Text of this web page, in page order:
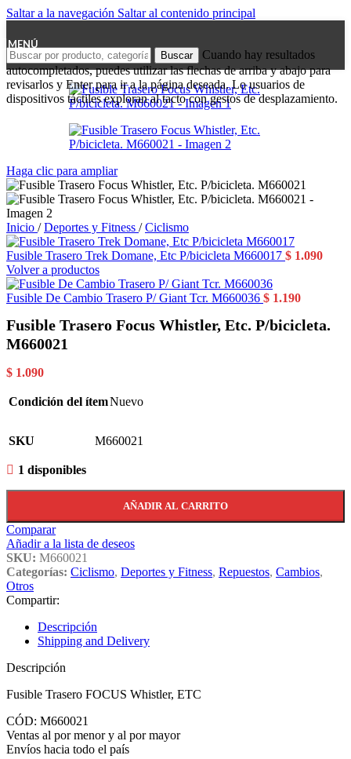
Saltar a la navegación Saltar al contenido principal
MENÚ
Buscar
Cuando hay resultados
autocompletados, puedes utilizar las flechas de arriba y abajo para
revisarlos y Enter para ir a la página deseada. Lo usuarios de
dispositivos táctiles exploran al tacto con gestos de desplazamiento.
Haga clic para ampliar
Inicio / Deportes y Fitness / Ciclismo
Fusible Trasero Trek Domane, Etc P/bicicleta M660017 $ 1.090
Volver a productos
Fusible De Cambio Trasero P/ Giant Tcr. M660036 $ 1.190
Fusible Trasero Focus Whistler, Etc. P/bicicleta.
M660021
$ 1.090
Condición del ítemNuevo
SKU M660021
1 disponibles
AÑADIR AL CARRITO
Comparar
Añadir a la lista de deseos
SKU: M660021
Categorías: Ciclismo, Deportes y Fitness, Repuestos, Cambios,
Otros
Compartir:
Descripción
Shipping and Delivery
Descripción
Fusible Trasero FOCUS Whistler, ETC
CÓD: M660021
Ventas al por menor y al por mayor
Envíos hacia todo el país